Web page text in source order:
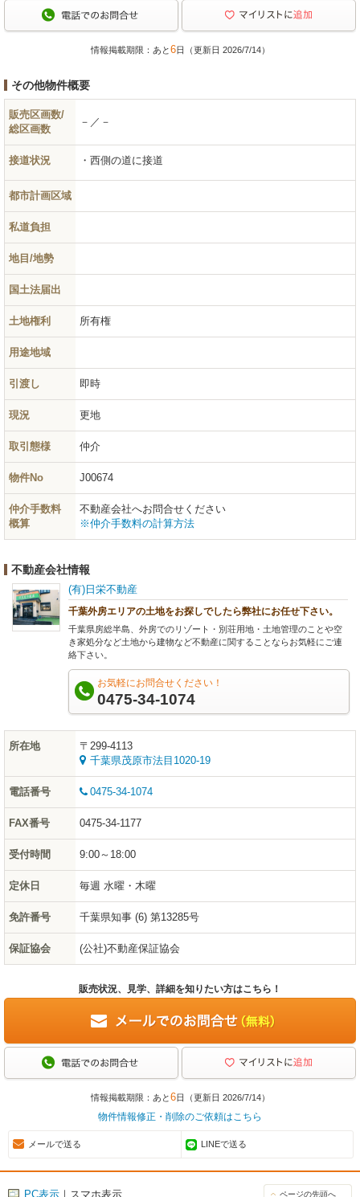
情報掲載期限：あと6日（更新日 2026/7/14）
その他物件概要
販売区画数/
総区画数
－／－
接道状況 西側の道に接道
都市計画区域
私道負担
地目/地勢
国土法届出
土地権利 所有権
用途地域
引渡し 即時
現況 更地
取引態様 仲介
物件No J00674
仲介手数料
概算
不動産会社へお問合せください
※仲介手数料の計算方法
不動産会社情報
(有)日栄不動産
千葉外房エリアの土地をお探しでしたら弊社にお任せ下さい。
千葉県房総半島、外房でのリゾート・別荘用地・土地管理のことや空
き家処分など土地から建物など不動産に関することならお気軽にご連
絡下さい。
お気軽にお問合せください！
0475-34-1074
所在地
〒299-4113
千葉県茂原市法目1020-19
電話番号 0475-34-1074
FAX番号 0475-34-1177
受付時間 9:00～18:00
定休日 毎週 水曜・木曜
免許番号 千葉県知事 (6) 第13285号
保証協会 (公社)不動産保証協会
販売状況、見学、詳細を知りたい方はこちら！
情報掲載期限：あと6日（更新日 2026/7/14）
物件情報修正・削除のご依頼はこちら
メールで送る LINEで送る
PC表示 ｜スマホ表示 ページの先頭へ